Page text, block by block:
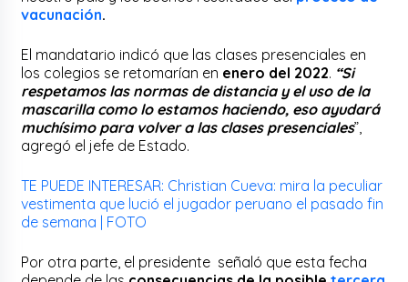
vacunación.
El mandatario indicó que las clases presenciales en
los colegios se retomarían en enero del 2022. “Si
respetamos las normas de distancia y el uso de la
mascarilla como lo estamos haciendo, eso ayudará
muchísimo para volver a las clases presenciales”,
agregó el jefe de Estado.
TE PUEDE INTERESAR: Christian Cueva: mira la peculiar
vestimenta que lució el jugador peruano el pasado fin
de semana | FOTO
Por otra parte, el presidente señaló que esta fecha